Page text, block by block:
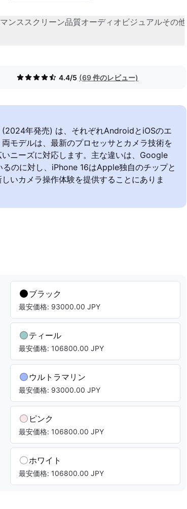
ンススクリーン品質オーディオビジュアルその他
4.4/5 (69 件のレビュー)
年発売) は、それぞれAndroidとiOSのエ
モデルは、最新のプロセッサとカメラ技術を
ニーズに対応します。主な違いは、Google
のに対し、iPhone 16はApple独自のチップと
いカメラ操作体験を提供することにありま
ブラック
最安価格: 93000.00 JPY
ティール
最安価格: 106800.00 JPY
ウルトラマリン
最安価格: 93000.00 JPY
ピンク
最安価格: 106800.00 JPY
ホワイト
最安価格: 106800.00 JPY